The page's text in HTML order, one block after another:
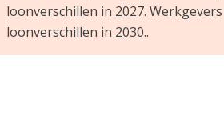
loonverschillen in 2027.
loonverschillen in 2030..